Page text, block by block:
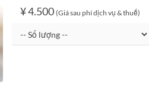
¥ 4.500 (Giá sau phí dịch vụ & thuế)